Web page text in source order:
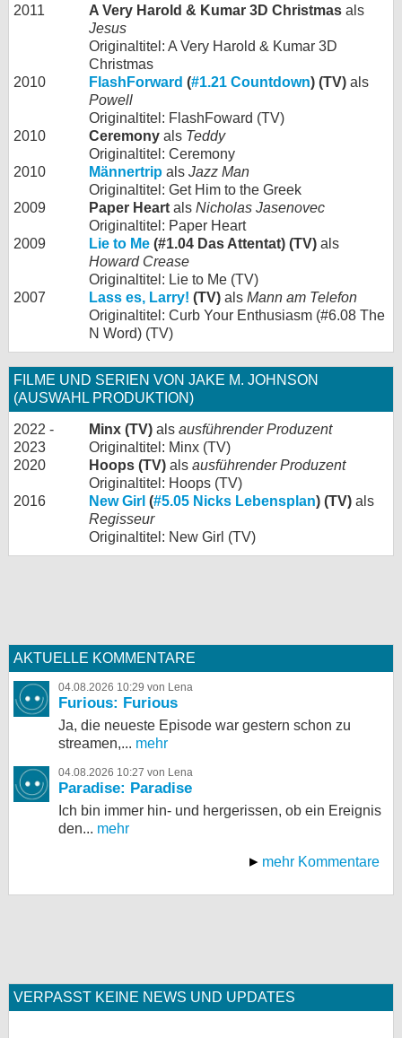
2011
A Very Harold & Kumar 3D Christmas als
Jesus
Originaltitel: A Very Harold & Kumar 3D
Christmas
2010
FlashForward (#1.21 Countdown) (TV) als
Powell
Originaltitel: FlashFoward (TV)
2010
Ceremony als Teddy
Originaltitel: Ceremony
2010
Männertrip als Jazz Man
Originaltitel: Get Him to the Greek
2009
Paper Heart als Nicholas Jasenovec
Originaltitel: Paper Heart
2009
Lie to Me (#1.04 Das Attentat) (TV) als
Howard Crease
Originaltitel: Lie to Me (TV)
2007
Lass es, Larry! (TV) als Mann am Telefon
Originaltitel: Curb Your Enthusiasm (#6.08 The
N Word) (TV)
FILME UND SERIEN VON JAKE M. JOHNSON
(AUSWAHL PRODUKTION)
2022 -
2023
Minx (TV) als ausführender Produzent
Originaltitel: Minx (TV)
2020
Hoops (TV) als ausführender Produzent
Originaltitel: Hoops (TV)
2016
New Girl (#5.05 Nicks Lebensplan) (TV) als
Regisseur
Originaltitel: New Girl (TV)
AKTUELLE KOMMENTARE
04.08.2026 10:29 von Lena
Furious: Furious
Ja, die neueste Episode war gestern schon zu
streamen,... mehr
04.08.2026 10:27 von Lena
Paradise: Paradise
Ich bin immer hin- und hergerissen, ob ein Ereignis
den... mehr
mehr Kommentare
VERPASST KEINE NEWS UND UPDATES